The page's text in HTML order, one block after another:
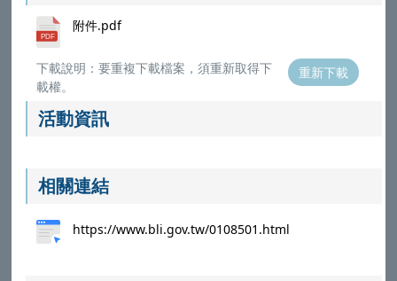
附件.pdf
下載說明：要重複下載檔案，須重新取得下
載權。
重新下載
活動資訊
相關連結
https://www.bli.gov.tw/0108501.html